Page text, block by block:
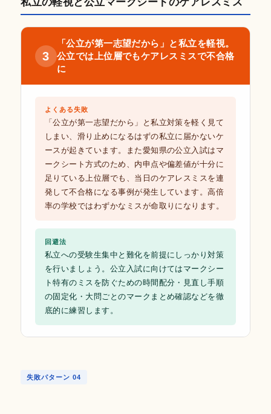
3
「公立が第一志望だから」と私立を軽視。
公立では上位層でもケアレスミスで不合格
に
よくある失敗
「公立が第一志望だから」と私立対策を軽く見て
しまい、滑り止めになるはずの私立に届かないケ
ースが起きています。また愛知県の公立入試はマ
ークシート方式のため、内申点や偏差値が十分に
足りている上位層でも、当日のケアレスミスを連
発して不合格になる事例が発生しています。高倍
率の学校ではわずかなミスが命取りになります。
回避法
私立への受験生集中と難化を前提にしっかり対策
を行いましょう。公立入試に向けてはマークシー
ト特有のミスを防ぐための時間配分・見直し手順
の固定化・大問ごとのマークまとめ確認などを徹
底的に練習します。
失敗パターン 04